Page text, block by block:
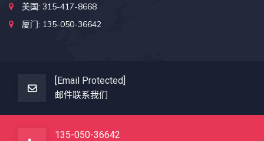
美国: 315-417-8668
厦门: 135-050-36642
[email Protected]
邮件联系我们
135-050-36642